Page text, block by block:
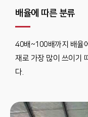
배율에 따른 분류
40배~100배까지 배율
재로 가장 많이 쓰이기
다.